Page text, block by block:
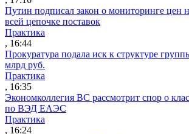
Путин подписал закон о мониторинге цен
всей цепочке поставок
Практика
, 16:44
Прокуратура подала иск к структуре
млрд руб.
Практика
, 16:35
Экономколлегия ВС рассмотрит спор о
по ВЭД ЕАЭС
Практика
, 16:24